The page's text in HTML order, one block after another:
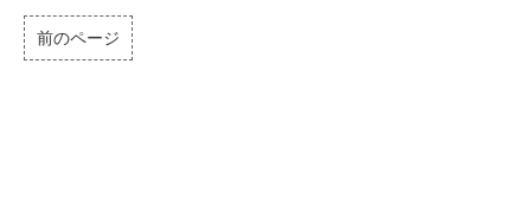
前のページ